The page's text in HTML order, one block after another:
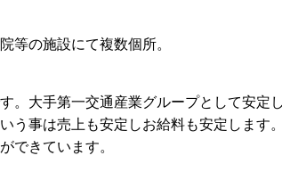
等の施設にて複数個所。
。大手第一交通産業グループとして安定
事は売上も安定しお給料も安定します。
きています。